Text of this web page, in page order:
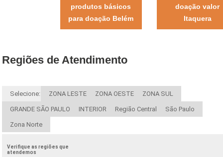
produtos básicos
para doação Belém
doação valor
Itaquera
Regiões de Atendimento
Selecione: ZONA LESTE ZONA OESTE ZONA SUL
GRANDE SÃO PAULO INTERIOR Região Central São Paulo
Zona Norte
Verifique as regiões que
atendemos